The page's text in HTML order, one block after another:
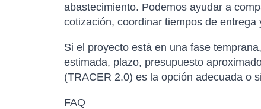
abastecimiento. Podemos ayudar a
cotización, coordinar tiempos de
Si el proyecto está en una fase
estimada, plazo, presupuesto
(TRACER 2.0) es la opción adecuada o
FAQ